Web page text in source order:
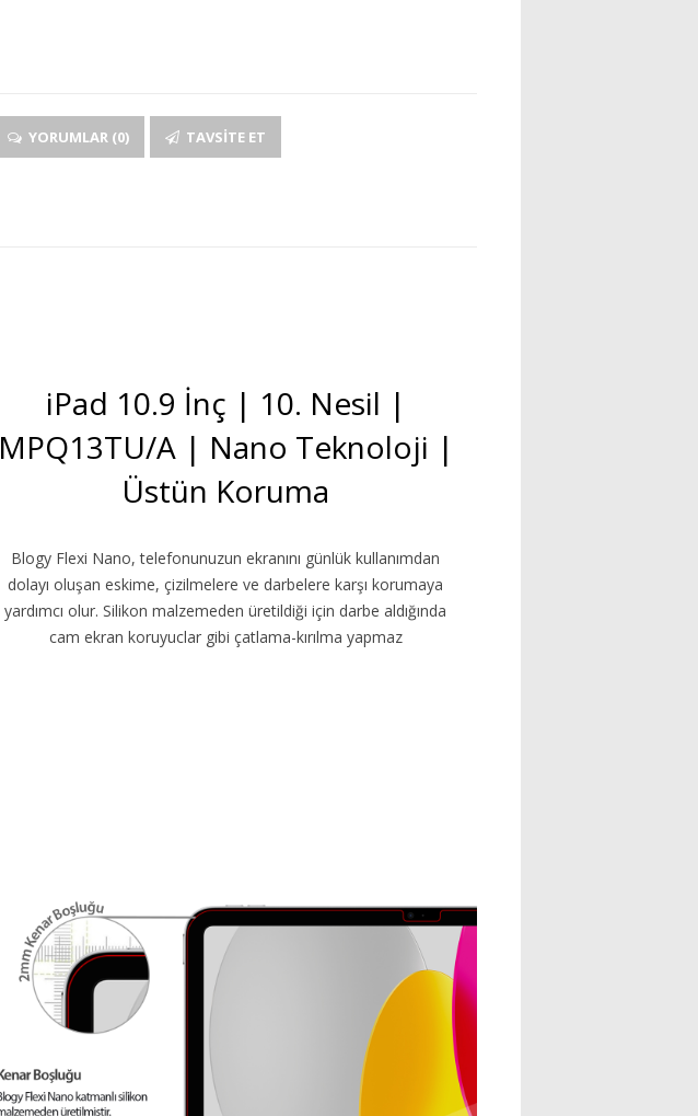
YORUMLAR (0) TAVSITE ET
iPad 10.9 İnç | 10. Nesil |
MPQ13TU/A | Nano Teknoloji |
Üstün Koruma
Blogy Flexi Nano, telefonunuzun ekranını günlük kullanımdan
dolayı oluşan eskime, çizilmelere ve darbelere karşı korumaya
yardımcı olur. Silikon malzemeden üretildiği için darbe aldığında
cam ekran koruyuclar gibi çatlama-kırılma yapmaz